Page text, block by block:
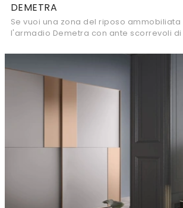
DEMETRA
Se vuoi una zona del riposo
l'armadio Demetra con ante scorrevoli